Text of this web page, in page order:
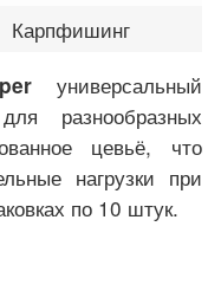
Карпфишинг
универсальный
разнообразных
цевьё, что
нагрузки при
по 10 штук.